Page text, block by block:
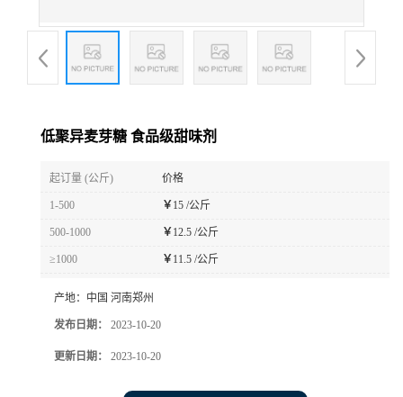
低聚异麦芽糖 食品级甜味剂
起订量 (公斤) 价格
1-500 ￥ 15 /公斤
500-1000 ￥ 12.5 /公斤
≥1000 ￥ 11.5 /公斤
产地： 中国 河南郑州
发布日期： 2023-10-20
更新日期： 2023-10-20